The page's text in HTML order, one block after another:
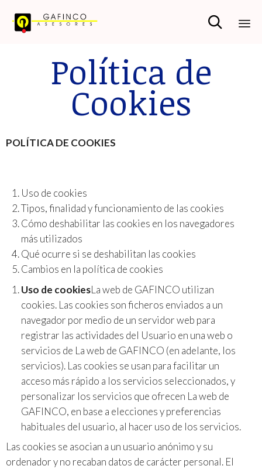

Política de
Cookies
POLÍTICA DE COOKIES
Uso de cookies
Tipos, finalidad y funcionamiento de las cookies
Cómo deshabilitar las cookies en los navegadores
más utilizados
Qué ocurre si se deshabilitan las cookies
Cambios en la política de cookies
Uso de cookiesLa web de GAFINCO utilizan
cookies. Las cookies son ficheros enviados a un
navegador por medio de un servidor web para
registrar las actividades del Usuario en una web o
servicios de La web de GAFINCO (en adelante, los
servicios). Las cookies se usan para facilitar un
acceso más rápido a los servicios seleccionados, y
personalizar los servicios que ofrecen La web de
GAFINCO, en base a elecciones y preferencias
habituales del usuario, al hacer uso de los servicios.
Las cookies se asocian a un usuario anónimo y su
ordenador y no recaban datos de carácter personal. El